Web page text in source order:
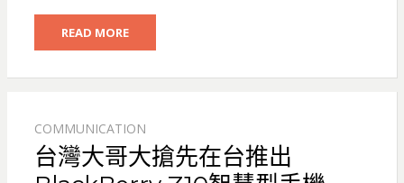
READ MORE
COMMUNICATION
台灣大哥大搶先在台推出